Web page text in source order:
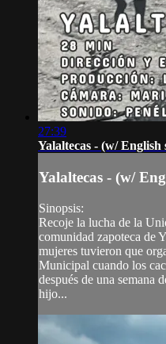
27:39
Yalaltecas - (w/ English
Yalaltecas - (w/
Sinopsis:
Recoje la lucha de la
comunidad zapoteca de
mujeres tuvieron que
Municipal cuando los
después de una semana
hijo...